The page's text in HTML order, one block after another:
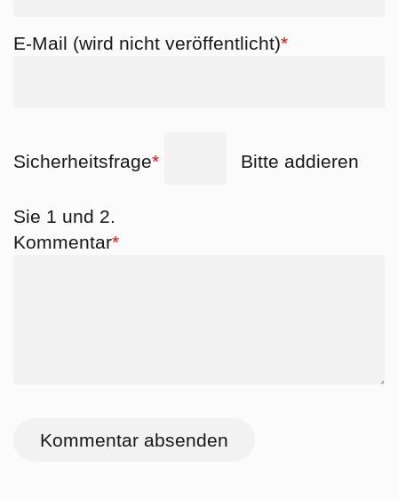
Pflichtfeld
E-Mail (wird nicht veröffentlicht)*
Sicherheitsfrage* Bitte addieren
Sie 1 und 2.
Pflichtfeld
Kommentar*
Kommentar absenden